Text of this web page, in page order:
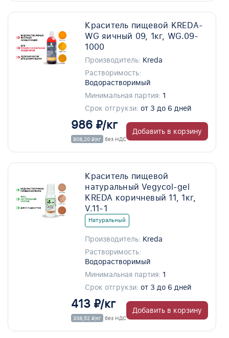
Краситель пищевой KREDA-
WG яичный 09, 1кг, WG.09-
1000
Производитель: Kreda
Растворимость:
Водорастворимый
Минимальная партия: 1
Срок отгрукзи: от 3 до 6 дней
986 ₽/кг
808,20 ₽/кг без НДС
Добавить в корзину
Краситель пищевой
натуральный Vegycol-gel
KREDA коричневый 11, 1кг,
V.11-1
Натуральный
Производитель: Kreda
Растворимость:
Водорастворимый
Минимальная партия: 1
Срок отгрукзи: от 3 до 6 дней
413 ₽/кг
338,52 ₽/кг без НДС
Добавить в корзину